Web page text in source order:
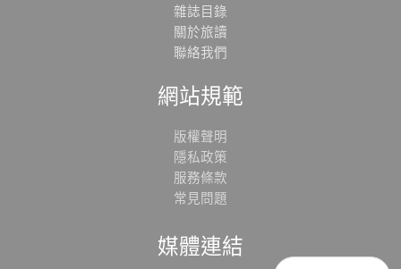
雜誌目錄
關於旅讀
聯絡我們
網站規範
版權聲明
隱私政策
服務條款
常見問題
媒體連結